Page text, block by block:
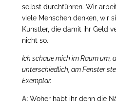
selbst durchführen. Wir
viele Menschen denken, wir
Künstler, die damit ihr Geld
nicht so.
Ich schaue mich im Raum um,
unterschiedlich, am Fenster
Exemplar.
A:Woher habt ihr denn die